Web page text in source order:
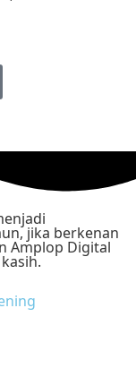
jika berkenan
Amplop Digital